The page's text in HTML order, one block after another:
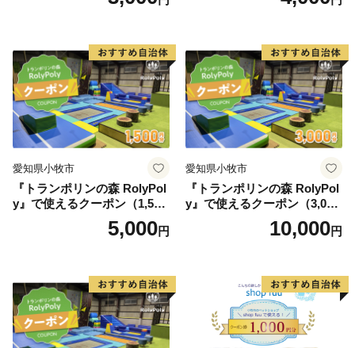
愛知県小牧市
『トランポリンの森 RolyPol
y』で使えるクーポン（1,500
5,000円
愛知県小牧市
『トランポリンの森 RolyPol
y』で使えるクーポン（3,000
10,000円